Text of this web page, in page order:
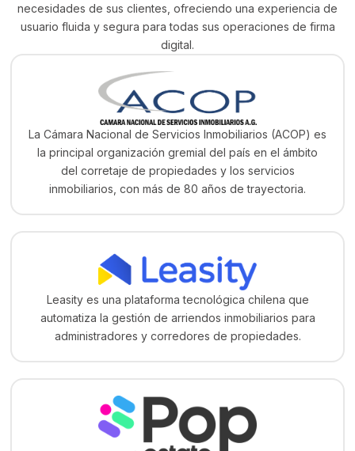
necesidades de sus clientes, ofreciendo una experiencia de
usuario fluida y segura para todas sus operaciones de firma
digital.
La Cámara Nacional de Servicios Inmobiliarios (ACOP) es
la principal organización gremial del país en el ámbito
del corretaje de propiedades y los servicios
inmobiliarios, con más de 80 años de trayectoria.
Leasity es una plataforma tecnológica chilena que
automatiza la gestión de arriendos inmobiliarios para
administradores y corredores de propiedades.